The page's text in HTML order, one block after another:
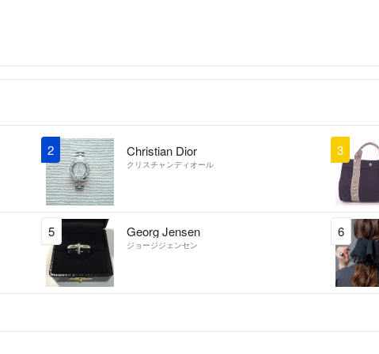
2 Christian Dior
クリスチャンディオール
3
5 Georg Jensen
ジョージジェンセン
6